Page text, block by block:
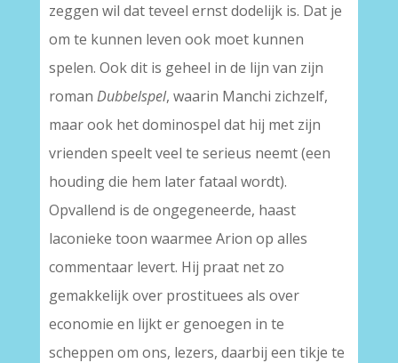
zeggen wil dat teveel ernst dodelijk is. Dat je
om te kunnen leven ook moet kunnen
spelen. Ook dit is geheel in de lijn van zijn
roman Dubbelspel, waarin Manchi zichzelf,
maar ook het dominospel dat hij met zijn
vrienden speelt veel te serieus neemt (een
houding die hem later fataal wordt).
Opvallend is de ongegeneerde, haast
laconieke toon waarmee Arion op alles
commentaar levert. Hij praat net zo
gemakkelijk over prostituees als over
economie en lijkt er genoegen in te
scheppen om ons, lezers, daarbij een tikje te